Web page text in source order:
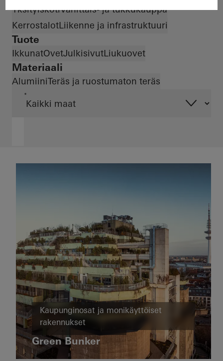
YksityiskotiVähittäis- ja tukkukauppa
KerrostalotLiikenne ja infrastruktuuri
Tuote
IkkunatOvetJulkisivutLiukuovet
Materiaali
AlumiiniTeräs ja ruostumaton teräs
*
Liikenne ja
infrastruktuuri
Uudisrakentaminen
Kuuluisa
Ureddplassen
Kaupunginosat ja monikäyttöiset
rakennukset
Korjausrakentaminen
Kuuluisa rakennus
Ikkunat
Ovet
Green Bunker